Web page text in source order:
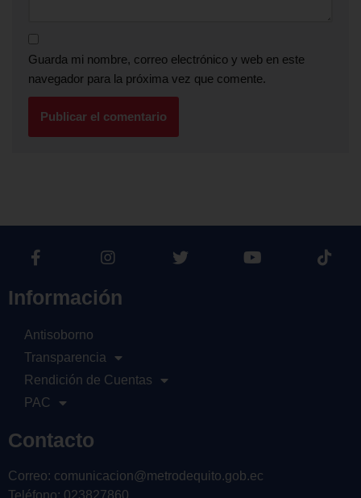
Guarda mi nombre, correo electrónico y web en este
navegador para la próxima vez que comente.
Información
Antisoborno
Transparencia
Rendición de Cuentas
PAC
Contacto
Correo: comunicacion@metrodequito.gob.ec
Teléfono: 023827860